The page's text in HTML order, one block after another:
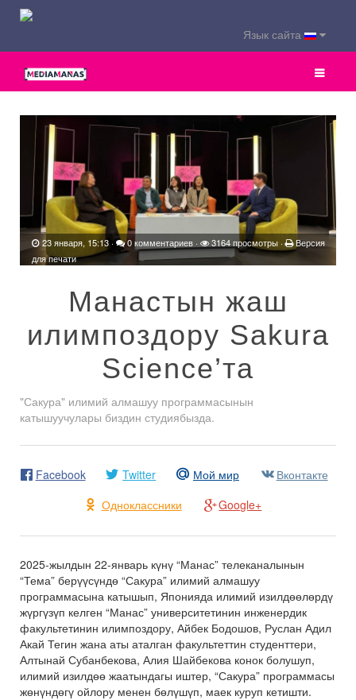
Язык сайта
23 января, 15:13 · 0 комментариев · 3164 просмотры ·
Версия
для печати
Манастын жаш
илимпоздору Sakura
Science’та
"Сакура" илимий алмашуу программасынын
катышуучулары биздин студиябызда.
Facebook Twitter Мой мир
Вконтакте
Одноклассники
Google+
2025-жылдын 22-январь күнү “Манас” телеканалынын
“Тема” берүүсүндө “Сакура” илимий алмашуу
программасына катышып, Японияда илимий изилдөөлөрдү
жүргүзүп келген “Манас” университетинин инженердик
факультетинин илимпоздору, Айбек Бодошов, Руслан Адил
Акай Тегин жана аты аталган факультеттин студенттери,
Алтынай Субанбекова, Алия Шайбекова конок болушуп,
илимий изилдөө жаатындагы иштер, “Сакура” программасы
жөнүндөгү ойлору менен бөлүшүп, маек куруп кетишти.